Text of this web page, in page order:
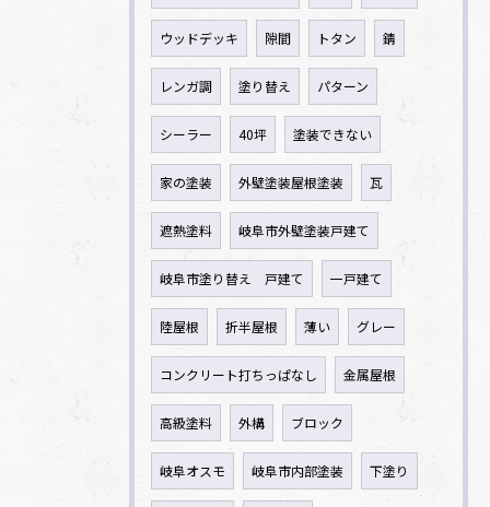
ウッドデッキ 隙間 トタン 錆
レンガ調 塗り替え パターン
シーラー 40坪 塗装できない
家の塗装 外壁塗装屋根塗装 瓦
遮熱塗料 岐阜市外壁塗装戸建て
岐阜市塗り替え 戸建て 一戸建て
陸屋根 折半屋根 薄い グレー
コンクリート打ちっぱなし 金属屋根
高級塗料 外構 ブロック
岐阜オスモ 岐阜市内部塗装 下塗り